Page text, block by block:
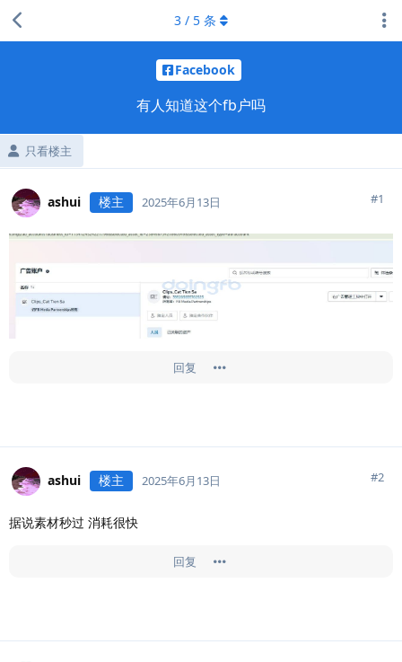
Facebook
有人知道这个fb户吗
只看楼主
3 / 5 条
ashui 楼主 2025年6月13日 #1
回复
ashui 楼主 2025年6月13日 #2
据说素材秒过 消耗很快
回复